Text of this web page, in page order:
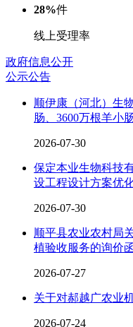
28%件
线上受理率
政府信息公开
公示公告
顺伊康（河北）生
肠、3600万根羊小
2026-07-30
保定本业生物科技
设工程设计方案优
2026-07-30
顺平县农业农村局
植验收服务的询价
2026-07-27
关于对郝越广农业
2026-07-24